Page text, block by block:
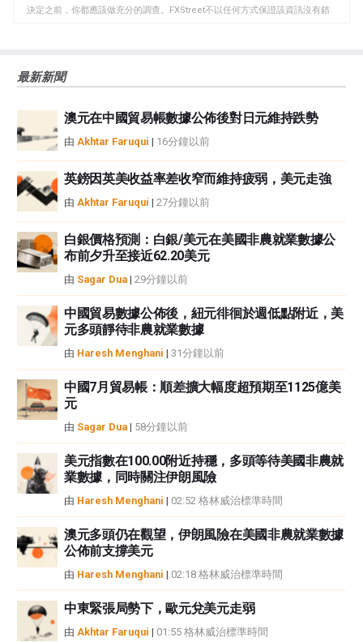
板
決定之前，你都應該做充分的調查。FXStreet不以任何方式保證該資訊沒有錯
觀點，並不代表FXStreet或其廣告商的官方政策或立場。作者不對本頁連結的
如果文章正文中沒有明確提到，在撰寫本文時，作者在本文中提到的任何股票
中都沒有頭寸，也沒有與文中提到的任何公司有業務關係。除了FXStreet，作
者沒有收到撰寫這篇文章的報酬。
FXStreet和作者不提供個性化的建議。作者對該資訊的準確性、完整性或適用
性不作任何陳述。FXStreet和作者將不承擔任何錯誤，遺漏或任何損失，傷害
或損害由此資訊及其顯示或使用引起的。錯誤和遺漏除外。本文作者和
FXStreet並非註冊投資顧問，本文內容無意提供任何投資建議。
最新新聞
澳元在中國貿易帳數據公佈後對日元維持跌勢
由 Akhtar Faruqui | 16分鐘以前
英鎊因英美收益率差收窄而維持疲弱，美元走強
由 Akhtar Faruqui | 27分鐘以前
白銀價格預測：白銀/美元在美國非農就業數據公
布前夕升至接近62.20美元
由 Sagar Dua | 29分鐘以前
中國貿易數據公佈後，紐元徘徊於週低點附近，美
元多頭靜待非農就業數據
由 Haresh Menghani | 31分鐘以前
中國7月貿易帳：順差擴大幅度超預期至1125億美
元
由 Sagar Dua | 58分鐘以前
美元指數在100.00附近持穩，多頭等待美國非農就
業數據，同時關注伊朗風險
由 Haresh Menghani | 02:52 格林威治標準時間
澳元多頭仍在觀望，伊朗風險在美國非農就業數據
公佈前支撐美元
由 Haresh Menghani | 02:18 格林威治標準時間
中東緊張局勢下，歐元兌美元走弱
由 Akhtar Faruqui | 01:55 格林威治標準時間